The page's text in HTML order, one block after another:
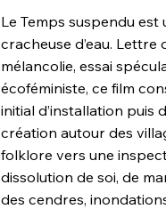
Le Temps suspendu
cracheuse d’eau. Lettre
mélancolie, essai
écoféministe, ce film
initial d’installation puis
création autour des
folklore vers une
dissolution de soi, de
des cendres,